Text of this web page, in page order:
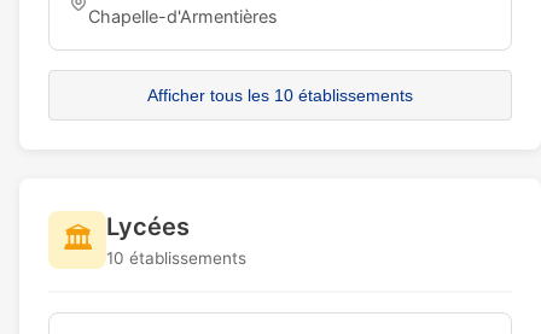
Chapelle-d'Armentières
Afficher tous les 10 établissements
🏛️ Lycées
10 établissements